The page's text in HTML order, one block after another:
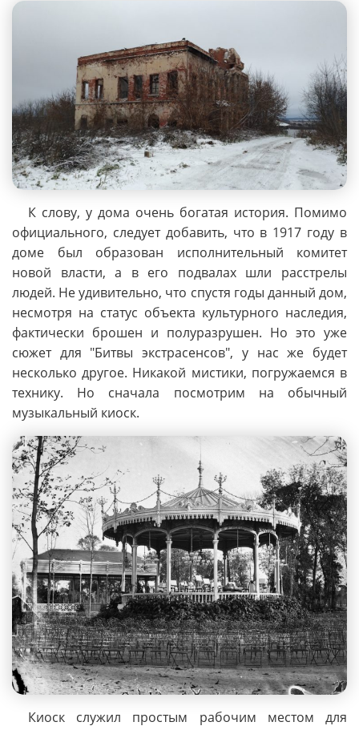
К слову, у дома очень богатая история. Помимо
официального, следует добавить, что в 1917 году в
доме был образован исполнительный комитет
новой власти, а в его подвалах шли расстрелы
людей. Не удивительно, что спустя годы данный дом,
несмотря на статус объекта культурного наследия,
фактически брошен и полуразрушен. Но это уже
сюжет для "Битвы экстрасенсов", у нас же будет
несколько другое. Никакой мистики, погружаемся в
технику. Но сначала посмотрим на обычный
музыкальный киоск.
Киоск служил простым рабочим местом для